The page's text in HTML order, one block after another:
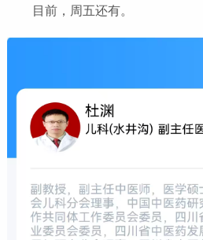
目前，周五还有。